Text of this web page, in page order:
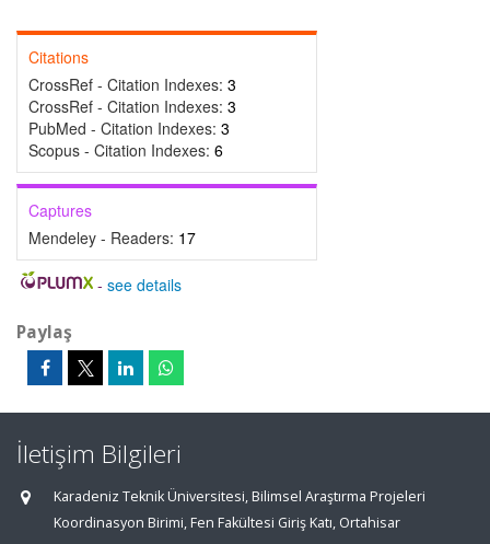
Citations
CrossRef - Citation Indexes: 3
CrossRef - Citation Indexes: 3
PubMed - Citation Indexes: 3
Scopus - Citation Indexes: 6
Captures
Mendeley - Readers: 17
- see details
Paylaş
İletişim Bilgileri
Karadeniz Teknik Üniversitesi, Bilimsel Araştırma Projeleri
Koordinasyon Birimi, Fen Fakültesi Giriş Katı, Ortahisar